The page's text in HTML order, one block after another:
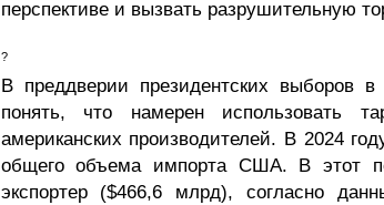
перспективе и вызвать разрушительную
?
В преддверии президентских выборов
понять, что намерен использовать
американских производителей. В 2024
общего объема импорта США. В этот
экспортер ($466,6 млрд), согласно